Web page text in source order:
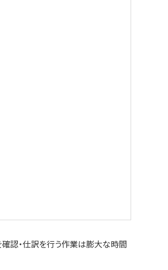
認・仕訳を行う作業は膨大な時間